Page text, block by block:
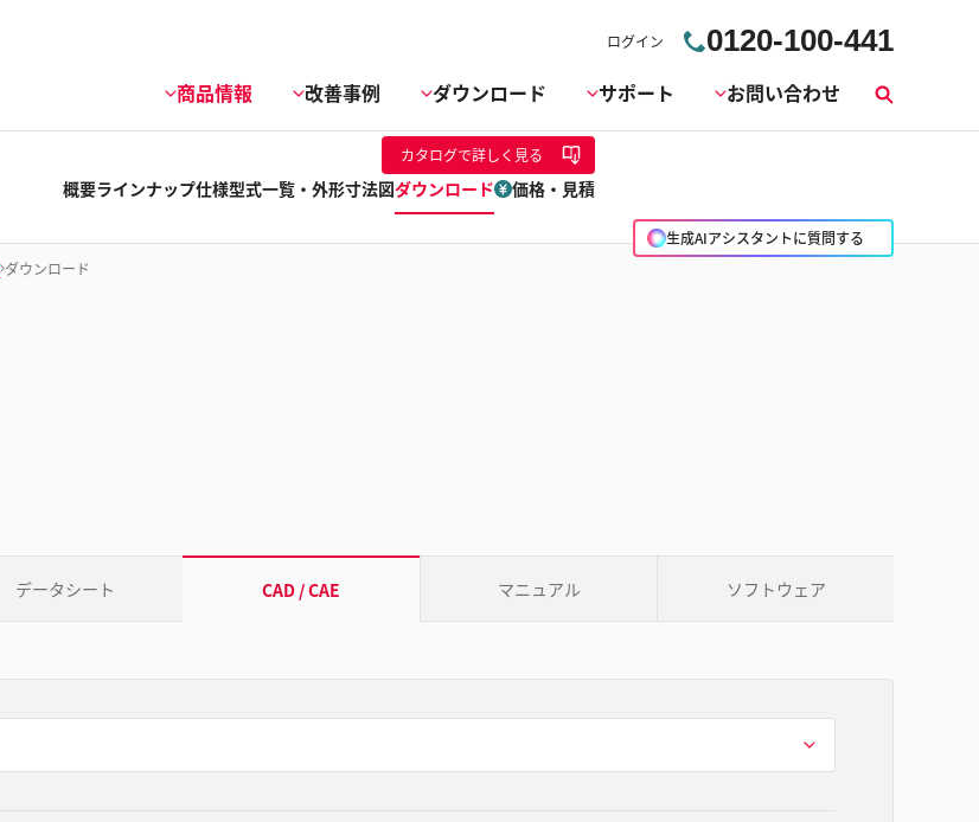
ログイン 0120-100-441
商品情報 改善事例 ダウンロード サポート お問い合わせ
索
生成AIアシスタントに質問する
カタログで詳しく見る
概要ラインナップ仕様型式一覧・外形寸法図ダウンロード 価格・見積
ダウンロード
データシート CAD / CAE マニュアル ソフトウェア